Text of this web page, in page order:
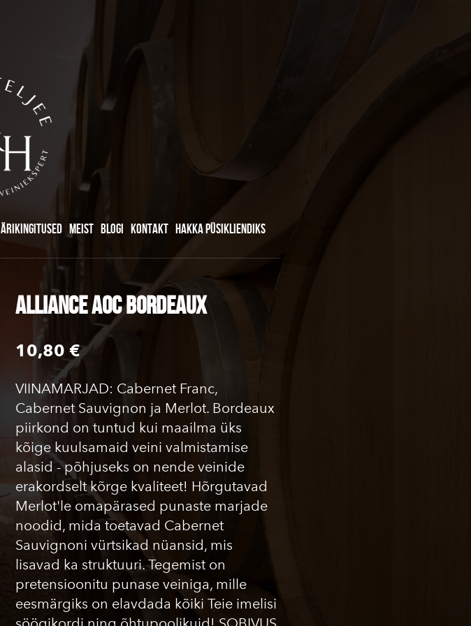
ÄRIKINGITUSED MEIST BLOGI KONTAKT HAKKA PÜSIKLIENDIKS
ALLIANCE AOC Bordeaux
10,80 €
VIINAMARJAD: Cabernet Franc,
Cabernet Sauvignon ja Merlot. Bordeaux
piirkond on tuntud kui maailma üks
kõige kuulsamaid veini valmistamise
alasid - põhjuseks on nende veinide
erakordselt kõrge kvaliteet! Hõrgutavad
Merlot'le omapärased punaste marjade
noodid, mida toetavad Cabernet
Sauvignoni vürtsikad nüansid, mis
lisavad ka struktuuri. Tegemist on
pretensioonitu punase veiniga, mille
eesmärgiks on elavdada kõiki Teie imelisi